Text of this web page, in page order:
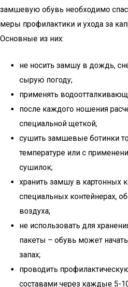
замшевую обувь необходимо
меры профилактики и ухода за
Основные из них:
не носить замшу в дождь,
сырую погоду;
применять
после каждого ношения
специальной щеткой;
сушить замшевые ботинки
температуре или с
сушилок;
хранить замшу в картонных
специальных контейнерах,
воздуха;
не использовать для
пакеты – обувь может
запах;
проводить
составами через каждые 5-